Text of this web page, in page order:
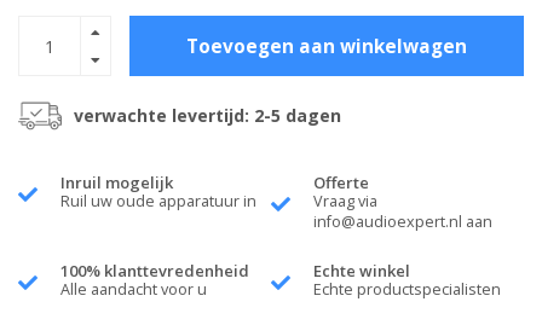
Toevoegen aan winkelwagen
verwachte levertijd: 2-5 dagen
Inruil mogelijk
Ruil uw oude apparatuur in
Offerte
Vraag via
info@audioexpert.nl aan
100% klanttevredenheid
Alle aandacht voor u
Echte winkel
Echte productspecialisten